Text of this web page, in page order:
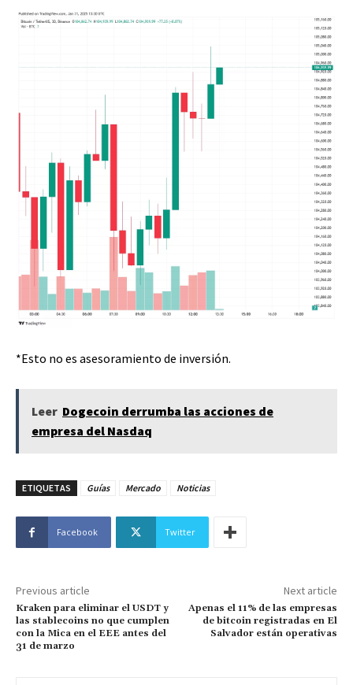
*Esto no es asesoramiento de inversión.
Leer Dogecoin derrumba las acciones de
empresa del Nasdaq
ETIQUETAS Guías Mercado Noticias
Facebook Twitter
Previous article
Kraken para eliminar el USDT y
las stablecoins no que cumplen
con la Mica en el EEE antes del
31 de marzo
Next article
Apenas el 11% de las empresas
de bitcoin registradas en El
Salvador están operativas